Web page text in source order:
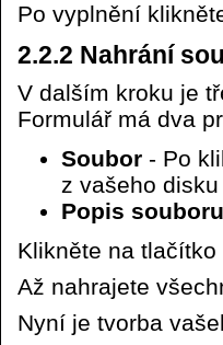
Po vyplnění
2.2.2 Nahrání
V dalším kroku je
Formulář má dva
Soubor - Po
z vašeho
Popis souboru
Klikněte na tlačítko
Až nahrajete
Nyní je tvorba